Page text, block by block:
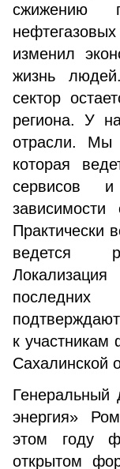
сжижению
изменил
жизнь
сектор
региона. У
отрасли. Мы
которая
сервисов
зависимости
Практически
ведется
к участникам
Сахалинской
Генеральный
энергия»
этом году
открытом